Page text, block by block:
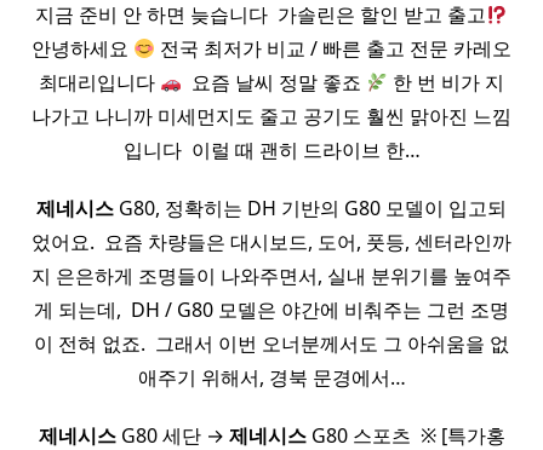
지금 준비 안 하면 늦습니다 ​ 가솔린은 할인 받고 출고
안녕하세요
전국 최저가 비교 / 빠른 출고 전문 카레오
최대리입니다
​ 요즘 날씨 정말 좋죠
한 번 비가 지
나가고 나니까 미세먼지도 줄고 공기도 훨씬 맑아진 느낌
입니다 ​ 이럴 때 괜히 드라이브 한…
제네시스 G80, 정확히는 DH 기반의 G80 모델이 입고되
었어요. ​ 요즘 차량들은 대시보드, 도어, 풋등, 센터라인까
지 은은하게 조명들이 나와주면서, 실내 분위기를 높여주
게 되는데, ​ DH / G80 모델은 야간에 비춰주는 그런 조명
이 전혀 없죠. ​ 그래서 이번 오너분께서도 그 아쉬움을 없
애주기 위해서, 경북 문경에서…
제네시스G80 세단 → 제네시스G80 스포츠 ​ ※ [특가홍